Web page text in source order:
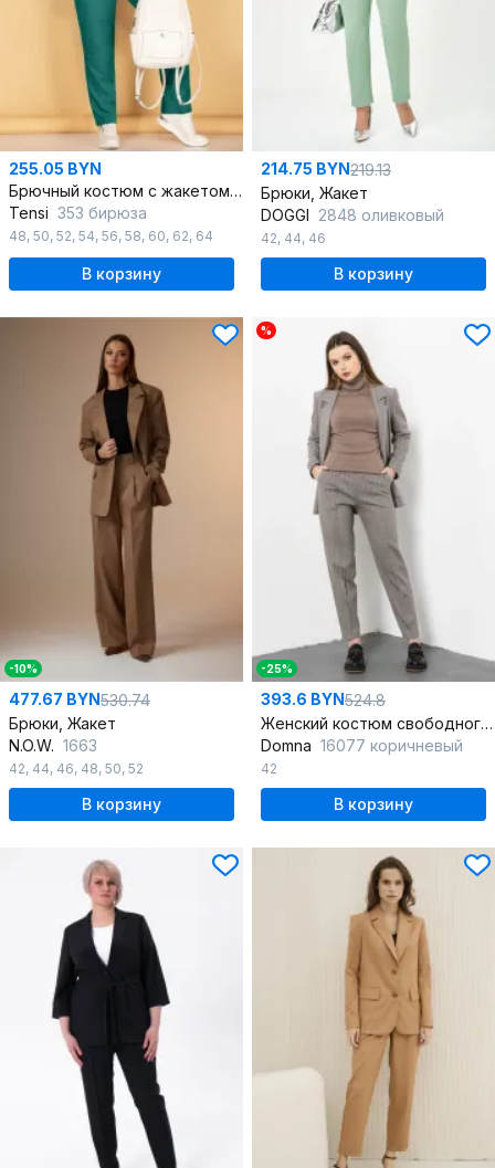
255.05 BYN
Брючный костюм с жакетом и футболкой в летнем стиле
Tensi 353 бирюза
48, 50, 52, 54, 56, 58, 60, 62, 64
В корзину
214.75 BYN219.13
Брюки, Жакет
DOGGI 2848 оливковый
42, 44, 46
В корзину
-10%
477.67 BYN530.74
Брюки, Жакет
N.O.W. 1663
42, 44, 46, 48, 50, 52
В корзину
%
-25%
393.6 BYN524.8
Женский костюм свободного кроя жакет и кэррот брюки
Domna 16077 коричневый
42
В корзину